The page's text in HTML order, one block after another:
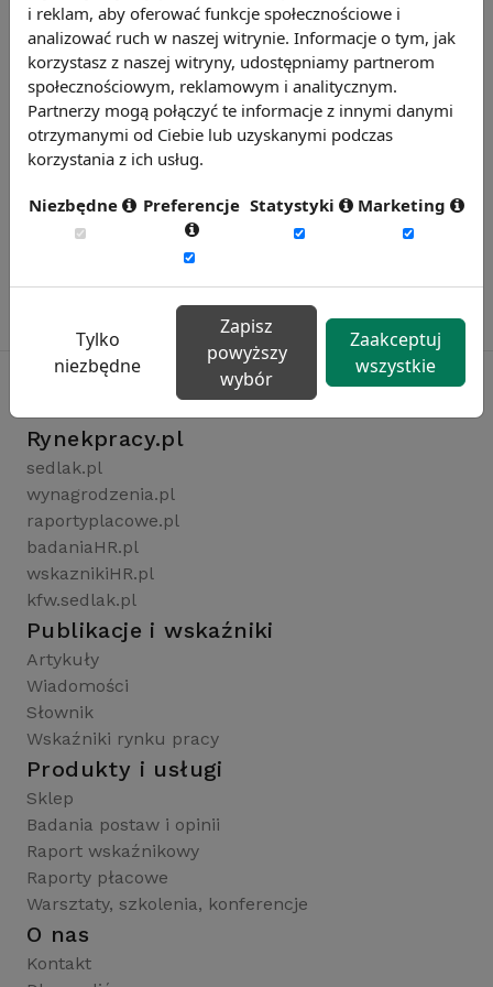
Zobacz więcej wiadomości
Rynekpracy.pl
sedlak.pl
wynagrodzenia.pl
raportyplacowe.pl
badaniaHR.pl
wskaznikiHR.pl
kfw.sedlak.pl
Publikacje i wskaźniki
Artykuły
Wiadomości
Słownik
Wskaźniki rynku pracy
Produkty i usługi
Sklep
Badania postaw i opinii
Raport wskaźnikowy
Raporty płacowe
Warsztaty, szkolenia, konferencje
O nas
Kontakt
i reklam, aby oferować funkcje społecznościowe i
analizować ruch w naszej witrynie. Informacje o tym, jak
korzystasz z naszej witryny, udostępniamy partnerom
społecznościowym, reklamowym i analitycznym.
Partnerzy mogą połączyć te informacje z innymi danymi
otrzymanymi od Ciebie lub uzyskanymi podczas
korzystania z ich usług.
Niezbędne Preferencje Statystyki Marketing
Tylko
niezbędne
Zapisz
powyższy
wybór
Zaakceptuj
wszystkie